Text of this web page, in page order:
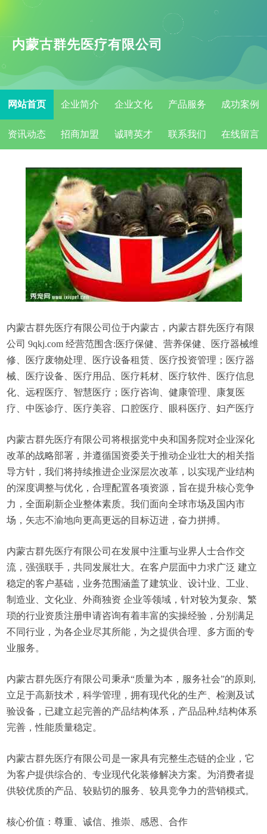
内蒙古群先医疗有限公司
网站首页 企业简介 企业文化 产品服务 成功案例
资讯动态 招商加盟 诚聘英才 联系我们 在线留言
内蒙古群先医疗有限公司位于内蒙古，内蒙古群先医疗有限
公司 9qkj.com 经营范围含:医疗保健、营养保健、医疗器械维
修、医疗废物处理、医疗设备租赁、医疗投资管理；医疗器
械、医疗设备、医疗用品、医疗耗材、医疗软件、医疗信息
化、远程医疗、智慧医疗；医疗咨询、健康管理、康复医
疗、中医诊疗、医疗美容、口腔医疗、眼科医疗、妇产医疗
内蒙古群先医疗有限公司将根据党中央和国务院对企业深化
改革的战略部署，并遵循国资委关于推动企业壮大的相关指
导方针，我们将持续推进企业深层次改革，以实现产业结构
的深度调整与优化，合理配置各项资源，旨在提升核心竞争
力，全面刷新企业整体素质。我们面向全球市场及国内市
场，矢志不渝地向更高更远的目标迈进，奋力拼搏。
内蒙古群先医疗有限公司在发展中注重与业界人士合作交
流，强强联手，共同发展壮大。在客户层面中力求广泛 建立
稳定的客户基础，业务范围涵盖了建筑业、设计业、工业、
制造业、文化业、外商独资 企业等领域，针对较为复杂、繁
琐的行业资质注册申请咨询有着丰富的实操经验，分别满足
不同行业，为各企业尽其所能，为之提供合理、多方面的专
业服务。
内蒙古群先医疗有限公司秉承“质量为本，服务社会”的原则,
立足于高新技术，科学管理，拥有现代化的生产、检测及试
验设备，已建立起完善的产品结构体系，产品品种,结构体系
完善，性能质量稳定。
内蒙古群先医疗有限公司是一家具有完整生态链的企业，它
为客户提供综合的、专业现代化装修解决方案。为消费者提
供较优质的产品、较贴切的服务、较具竞争力的营销模式。
核心价值：尊重、诚信、推崇、感恩、合作